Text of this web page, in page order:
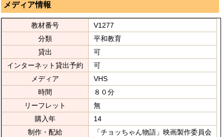
メディア情報
教材番号
V1277
分類
平和教育
貸出
可
インターネット貸出予約
可
メディア
VHS
時間
８０分
リーフレット
無
購入年
14
制作・配給
「チョッちゃん物語」映画製作委員会